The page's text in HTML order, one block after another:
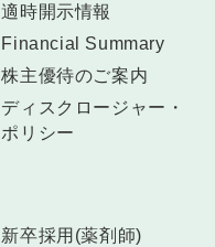
適時開示情報
Financial Summary
株主優待のご案内
ディスクロージャー・
ポリシー
新卒採用(薬剤師)